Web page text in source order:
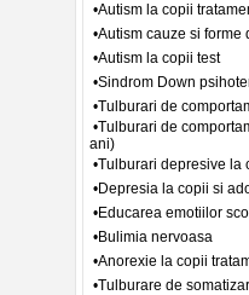
•Autism la copii
•Autism cauze si forme
•Autism la copii test
•Sindrom Down
•Tulburari de
•Tulburari de
ani)
•Tulburari depresive la
•Depresia la copii si
•Educarea emotiilor
•Bulimia nervoasa
•Anorexie la copii
•Tulburare de